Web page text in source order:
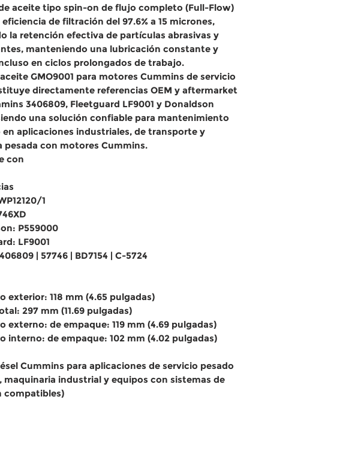
aceite tipo spin-on de flujo completo (Full-Flow)
eficiencia de filtración del 97.6% a 15 micrones,
la retención efectiva de partículas abrasivas y
manteniendo una lubricación constante y
en ciclos prolongados de trabajo.
GMO9001 para motores Cummins de servicio
directamente referencias OEM y aftermarket
3406809, Fleetguard LF9001 y Donaldson
una solución confiable para mantenimiento
aplicaciones industriales, de transporte y
pesada con motores Cummins.
con
1
P559000
LF9001
| 57746 | BD7154 | C-5724
exterior: 118 mm (4.65 pulgadas)
297 mm (11.69 pulgadas)
externo: de empaque: 119 mm (4.69 pulgadas)
interno: de empaque: 102 mm (4.02 pulgadas)
Cummins para aplicaciones de servicio pesado
maquinaria industrial y equipos con sistemas de
compatibles)